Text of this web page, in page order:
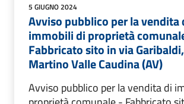
5 GIUGNO 2024
Avviso pubblico per la vendita
immobili di proprietà
Fabbricato sito in via
Martino Valle Caudina (AV)
Avviso pubblico per la vendita di